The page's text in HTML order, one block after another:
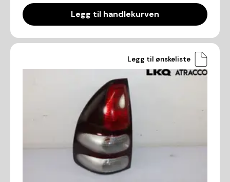
Legg til handlekurven
Legg til ønskeliste